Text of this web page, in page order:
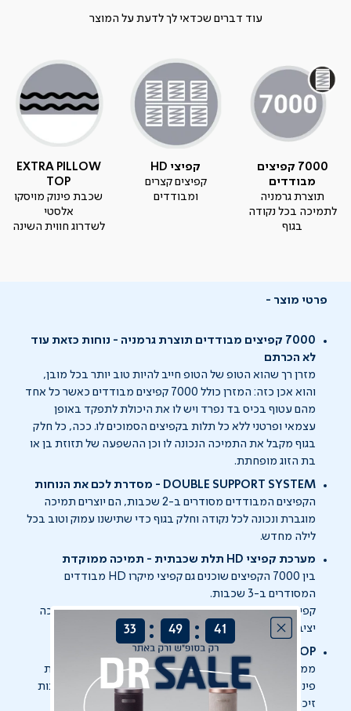
עוד דברים שכדאי לך לדעת על המוצר
7000 קפיצים
מבודדים
תוצרת גרמניה
לתמיכה בכל נקודה
בגוף
קפיצי HD
קפיצים קצרים
ומבודדים
EXTRA PILLOW
TOP
שכבת פינוק מויסקו
אלסטי
לשדרוג חווית השינה
פרטי מוצר
7000 קפיצים מבודדים תוצרת גרמניה - נוחות כזאת עוד
לא הכרתם
מזרן רך שהוא הטופ של הטופ חייב להיות טוב יותר בכל מובן,
והוא אכן כזה: המזרן כולל 7000 קפיצים מבודדים כאשר כל אחד
מהם עטוף בכיס בד נפרד ויש לו את היכולת לתפקד באופן
עצמאי ופרטני ללא כל תלות בקפיצים הסמוכים לו. ככה, כל חלק
בגוף מקבל את התמיכה הנכונה לו וכן ההשפעה של תזוזת בן או
בת הזוג מופחתת.
DOUBLE SUPPORT SYSTEM - מסדרת לכם את הנוחות
הקפיצים המבודדים מסודרים ב-2 שכבות, הם יוצרים תמיכה
מוגברת ונכונה לכל נקודה וחלק בגוף כדי שתישנו עמוק וטוב בכל
לילה מחדש.
מערכת קפיצי HD תלת שכבתית - תמיכה ממוקדת
בין 7000 הקפיצים שוכנים גם קפיצי מיקרו HD מבודדים
המסודרים ב-3 שכבות.
קפיצי HD הם קפיצים קצרים יותר והאורך שלהם מעניק תמיכה
יציבה יותר.
EXTRA PILLOW TOP - נוחות כל כך מפנקת
ממש כמו הדובדבן שבקצפת, מעל ליבת המזרן ישנה שכבת
פינוק תלת שכבתית העשויה מויסקו אלסטי, חומר בעל תכונות
זיכרון שכבר ברגע שתשכבו עליו, תרגישו את התמיכה
33 49 41
: :